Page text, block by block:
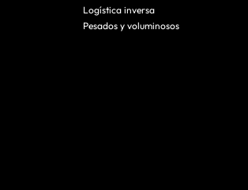
Logística inversa
Pesados y voluminosos